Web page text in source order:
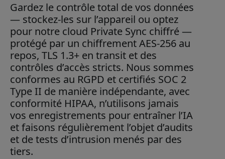
Gardez le contrôle total de vos données
— stockez-les sur l’appareil ou optez
pour notre cloud Private Sync chiffré —
protégé par un chiffrement AES-256 au
repos, TLS 1.3+ en transit et des
contrôles d’accès stricts. Nous sommes
conformes au RGPD et certifiés SOC 2
Type II de manière indépendante, avec
conformité HIPAA, n’utilisons jamais
vos enregistrements pour entraîner l’IA
et faisons régulièrement l’objet d’audits
et de tests d’intrusion menés par des
tiers.